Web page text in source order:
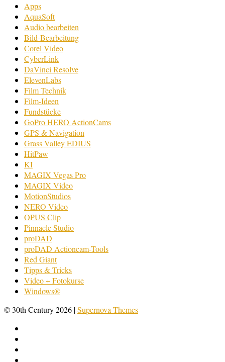
Apps
AquaSoft
Audio bearbeiten
Bild-Bearbeitung
Corel Video
CyberLink
DaVinci Resolve
ElevenLabs
Film Technik
Film-Ideen
Fundstücke
GoPro HERO ActionCams
GPS & Navigation
Grass Valley EDIUS
HitPaw
KI
MAGIX Vegas Pro
MAGIX Video
MotionStudios
NERO Video
OPUS Clip
Pinnacle Studio
proDAD
proDAD Actioncam-Tools
Red Giant
Tipps & Tricks
Video + Fotokurse
Windows®
© 30th Century 2026 |Supernova Themes